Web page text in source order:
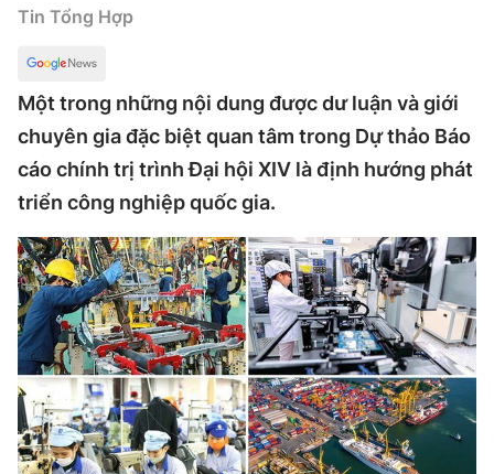
Tin Tổng Hợp
Một trong những nội dung được dư luận và giới
chuyên gia đặc biệt quan tâm trong Dự thảo Báo
cáo chính trị trình Đại hội XIV là định hướng phát
triển công nghiệp quốc gia.